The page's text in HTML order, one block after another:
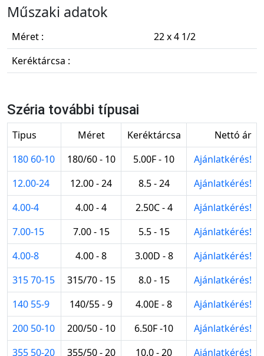
Műszaki adatok
Méret :
22 x 4 1/2
Keréktárcsa :
Széria további típusai
Tipus Méret Keréktárcsa
Nettó ár
180 60-10
180/60 - 10 5.00F - 10
Ajánlatkérés!
12.00-24
12.00 - 24 8.5 - 24
Ajánlatkérés!
4.00-4
4.00 - 4 2.50C - 4
Ajánlatkérés!
7.00-15
7.00 - 15 5.5 - 15
Ajánlatkérés!
4.00-8
4.00 - 8 3.00D - 8
Ajánlatkérés!
315 70-15
315/70 - 15 8.0 - 15
Ajánlatkérés!
140 55-9
140/55 - 9 4.00E - 8
Ajánlatkérés!
200 50-10
200/50 - 10 6.50F -10
Ajánlatkérés!
355 50-20
355/50 - 20 10.0 - 20 Ajánlatkérés!